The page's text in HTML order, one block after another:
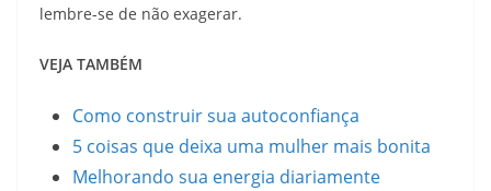
lembre-se de não exagerar.
VEJA TAMBÉM
Como construir sua autoconfiança
5 coisas que deixa uma mulher mais bonita
Melhorando sua energia diariamente